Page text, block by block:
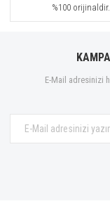
%100 orijinaldir.
E-Mail adresinizi